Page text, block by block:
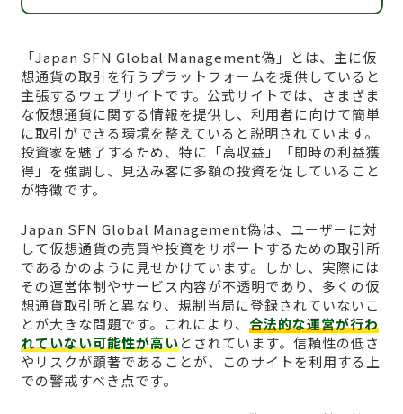
「Japan SFN Global Management偽」とは、主に仮
想通貨の取引を行うプラットフォームを提供していると
主張するウェブサイトです。公式サイトでは、さまざま
な仮想通貨に関する情報を提供し、利用者に向けて簡単
に取引ができる環境を整えていると説明されています。
投資家を魅了するため、特に「高収益」「即時の利益獲
得」を強調し、見込み客に多額の投資を促していること
が特徴です。
Japan SFN Global Management偽は、ユーザーに対
して仮想通貨の売買や投資をサポートするための取引所
であるかのように見せかけています。しかし、実際には
その運営体制やサービス内容が不透明であり、多くの仮
想通貨取引所と異なり、規制当局に登録されていないこ
とが大きな問題です。これにより、 合法的な運営が行わ
れていない可能性が高いとされています。信頼性の低さ
やリスクが顕著であることが、このサイトを利用する上
での警戒すべき点です。